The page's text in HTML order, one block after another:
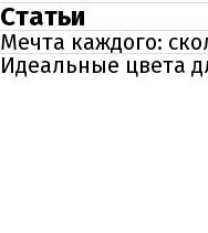
Статьи
Мечта каждого:
Идеальные цвета